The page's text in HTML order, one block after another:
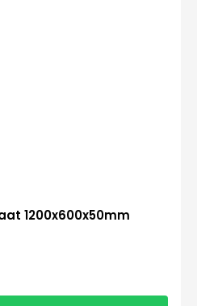
1200x600x50mm